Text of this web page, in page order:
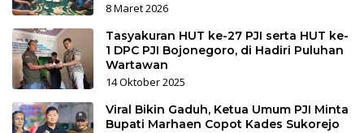
8 Maret 2026
Tasyakuran HUT ke-27 PJI serta HUT ke-
1 DPC PJI Bojonegoro, di Hadiri Puluhan
Wartawan
14 Oktober 2025
Viral Bikin Gaduh, Ketua Umum PJI Minta
Bupati Marhaen Copot Kades Sukorejo